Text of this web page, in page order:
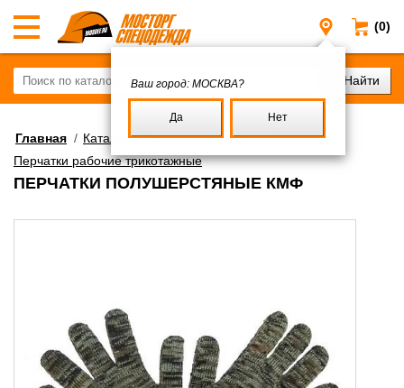
(0)
Москва
Ваш город: МОСКВА?
Да Нет
Главная / Каталог/Средства защиты рук/
Перчатки рабочие трикотажные
ПЕРЧАТКИ ПОЛУШЕРСТЯНЫЕ КМФ